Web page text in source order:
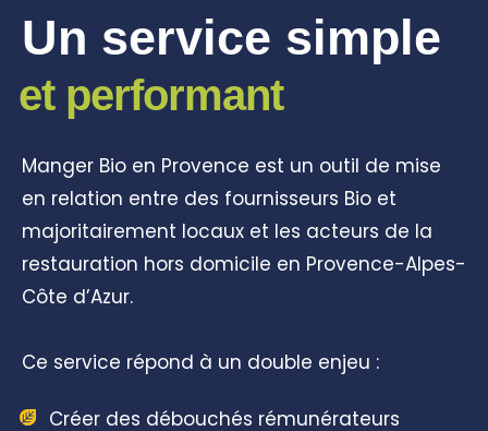
Un service simple
et performant
Manger Bio en Provence est un outil de mise
en relation entre des fournisseurs Bio et
majoritairement locaux et les acteurs de la
restauration hors domicile en Provence-Alpes-
Côte d’Azur.
Ce service répond à un double enjeu :
Créer des débouchés rémunérateurs